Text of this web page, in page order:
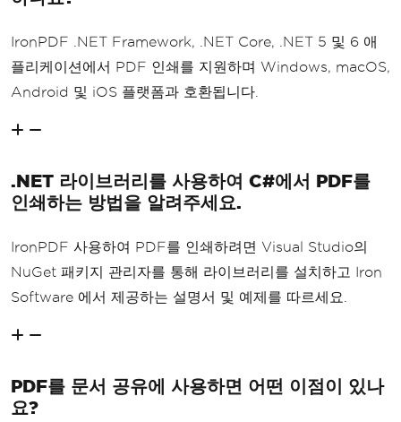
IronPDF .NET Framework, .NET Core, .NET 5 및 6 애
플리케이션에서 PDF 인쇄를 지원하며 Windows, macOS,
Android 및 iOS 플랫폼과 호환됩니다.
.NET 라이브러리를 사용하여 C#에서 PDF를
인쇄하는 방법을 알려주세요.
IronPDF 사용하여 PDF를 인쇄하려면 Visual Studio의
NuGet 패키지 관리자를 통해 라이브러리를 설치하고 Iron
Software 에서 제공하는 설명서 및 예제를 따르세요.
PDF를 문서 공유에 사용하면 어떤 이점이 있나
요?